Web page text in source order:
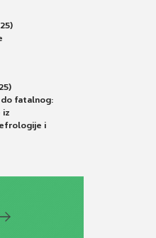
fatalnog:
iz
i